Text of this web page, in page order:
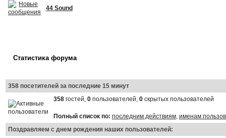
44 Sound
Статистика форума
358 посетителей за последние 15 минут
358гостей, 0пользователей, 0скрытых пользователей
Полный список по: последним действиям, именам
Поздравляем с днем рождения наших пользователей: